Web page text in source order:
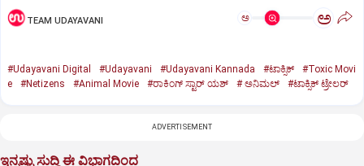
TEAM UDAYAVANI ಅ ಅ
#Udayavani Digital #Udayavani #Udayavani Kannada #ಟಾಕ್ಸಿಕ್‌
#Toxic Movi
e
#Netizens #Animal Movie #ರಾಕಿಂಗ್‌ ಸ್ಟಾರ್‌ ಯಶ್ #‌ ಅನಿಮಲ್‌ #ಟಾಕ್ಸಿಕ್‌ ಟ್ರೇಲರ್‌
ADVERTISEMENT
ಇನ್ನಷ್ಟು ಸುದ್ದಿ ಈ ವಿಭಾಗದಿಂದ